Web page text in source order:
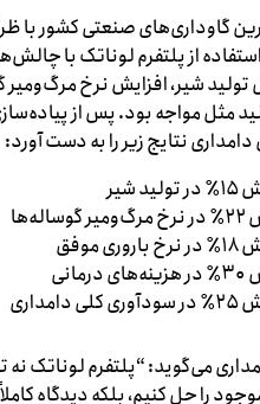
از پلتفرم لوناتک با
شیر، افزایش نرخ
مثل مواجه بود. پس از
دامداری نتایج زیر را به دست آورد:
شیر
موفق
دامداری
می‌گوید: “پلتفرم لوناتک نه
را حل کنیم، بلکه دیدگاه